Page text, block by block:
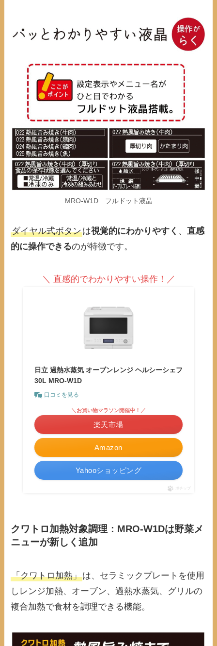
MRO-W1D フルドット液晶
ダイヤル式ボタンは視覚的にわかりやすく 、直感
的に操作できるのが特徴です。
＼ 直感的でわかりやすい操作！／
日立 過熱水蒸気 オーブンレンジ ヘルシーシェフ
30L MRO-W1D
口コミを見る
Amazon
＼お買い物マラソン開催中！／
楽天市場
Yahooショッピング
ポチップ
クワトロ加熱対象調理：MRO-W1Dは野菜メ
ニューが新しく追加
「クワトロ加熱」は、セラミックプレートを使用
しレンジ加熱、オーブン、過熱水蒸気、グリルの
複合加熱で食材を調理できる機能。